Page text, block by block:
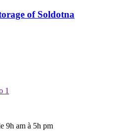
of Soldotna
1
9h am à 5h pm